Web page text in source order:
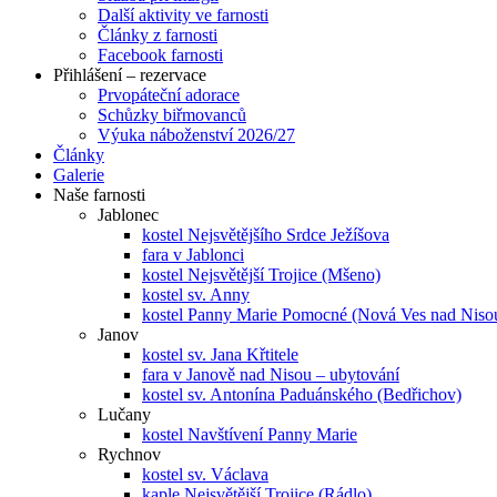
Další aktivity ve farnosti
Články z farnosti
Facebook farnosti
Přihlášení – rezervace
Prvopáteční adorace
Schůzky biřmovanců
Výuka náboženství 2026/27
Články
Galerie
Naše farnosti
Jablonec
kostel Nejsvětějšího Srdce Ježíšova
fara v Jablonci
kostel Nejsvětější Trojice (Mšeno)
kostel sv. Anny
kostel Panny Marie Pomocné (Nová Ves nad
Janov
kostel sv. Jana Křtitele
fara v Janově nad Nisou – ubytování
kostel sv. Antonína Paduánského (Bedřichov)
Lučany
kostel Navštívení Panny Marie
Rychnov
kostel sv. Václava